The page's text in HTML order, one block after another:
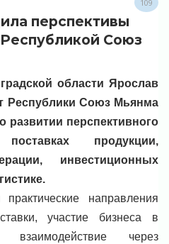
109
перспективы
Союз
области Ярослав
Республики Союз Мьянма
развитии перспективного
продукции,
инвестиционных
направления
участие бизнеса в
взаимодействие через